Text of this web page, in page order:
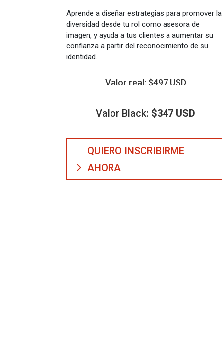
Aprende a diseñar estrategias para promover la
diversidad desde tu rol como asesora de
imagen, y ayuda a tus clientes a aumentar su
confianza a partir del reconocimiento de su
identidad.
Valor real:$497 USD
Valor Black: $347 USD
QUIERO INSCRIBIRME
AHORA